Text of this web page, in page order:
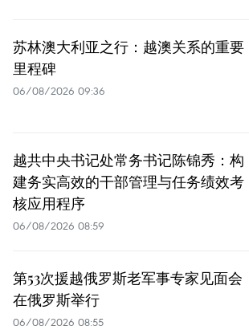
苏林澳大利亚之行：越澳关系的重要
里程碑
06/08/2026 09:36
越共中央书记处常务书记陈锦秀：构
建务实高效的干部管理与任务绩效考
核应用程序
06/08/2026 08:59
第53次援越俄罗斯老军事专家见面会
在俄罗斯举行
06/08/2026 08:55